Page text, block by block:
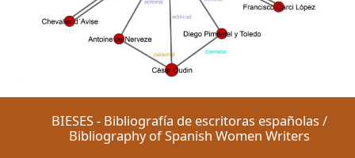
BIESES - Bibliografía de escritoras españolas /
Bibliography of Spanish Women Writers